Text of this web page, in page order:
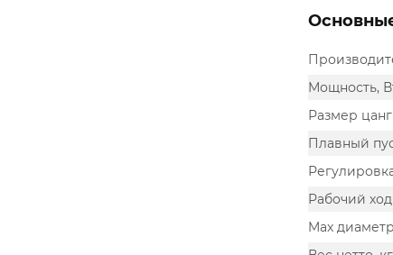
Мощность,
Размер
Плавный
Рабочий
Max